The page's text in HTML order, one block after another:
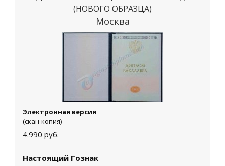
(НОВОГО ОБРАЗЦА)
Москва
Электронная версия
(скан-копия)
4.990 руб.
Настоящий Гознак